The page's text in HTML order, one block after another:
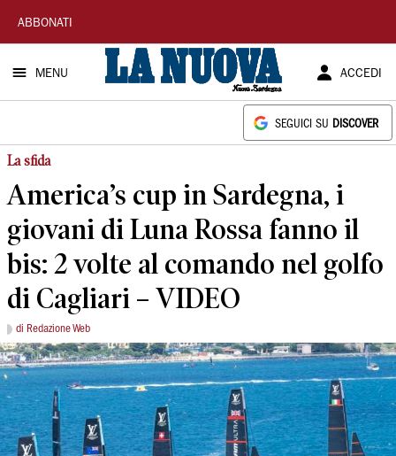
La
Nuova
Sardegna
ABBONATI
MENU ACCEDI
SEGUICI SU DISCOVER
La sfida
America’s cup in Sardegna, i
giovani di Luna Rossa fanno il
bis: 2 volte al comando nel golfo
di Cagliari – VIDEO
di Redazione Web